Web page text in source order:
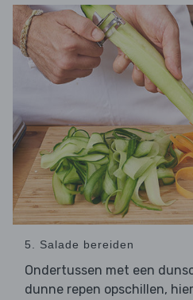
5. Salade bereiden
Ondertussen met een
dunne repen opschillen,